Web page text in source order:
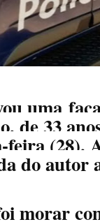
uma
de 33
feira (28).
do autor
morar